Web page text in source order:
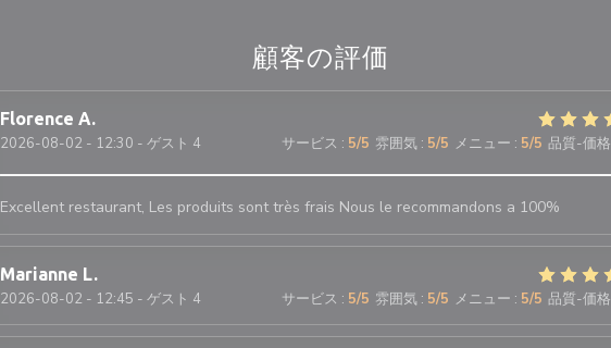
顧客の評価
Florence A
2026-08-02 - 12:30 - ゲスト 4 サービス : 5/5 雰囲気: 5/5 メニュー : 5/5 品質-価格
Excellent restaurant, Les produits sont très frais Nous le recommandons a 100%
Marianne L
2026-08-02 - 12:45 - ゲスト 4 サービス : 5/5 雰囲気: 5/5 メニュー : 5/5 品質-価格